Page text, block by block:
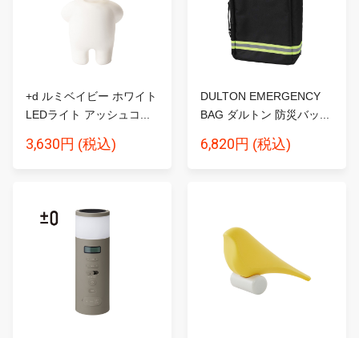
+d ルミベイビー ホワイト
LEDライト アッシュコ...
3,630円 (税込)
DULTON EMERGENCY
BAG ダルトン 防災バッ...
6,820円 (税込)